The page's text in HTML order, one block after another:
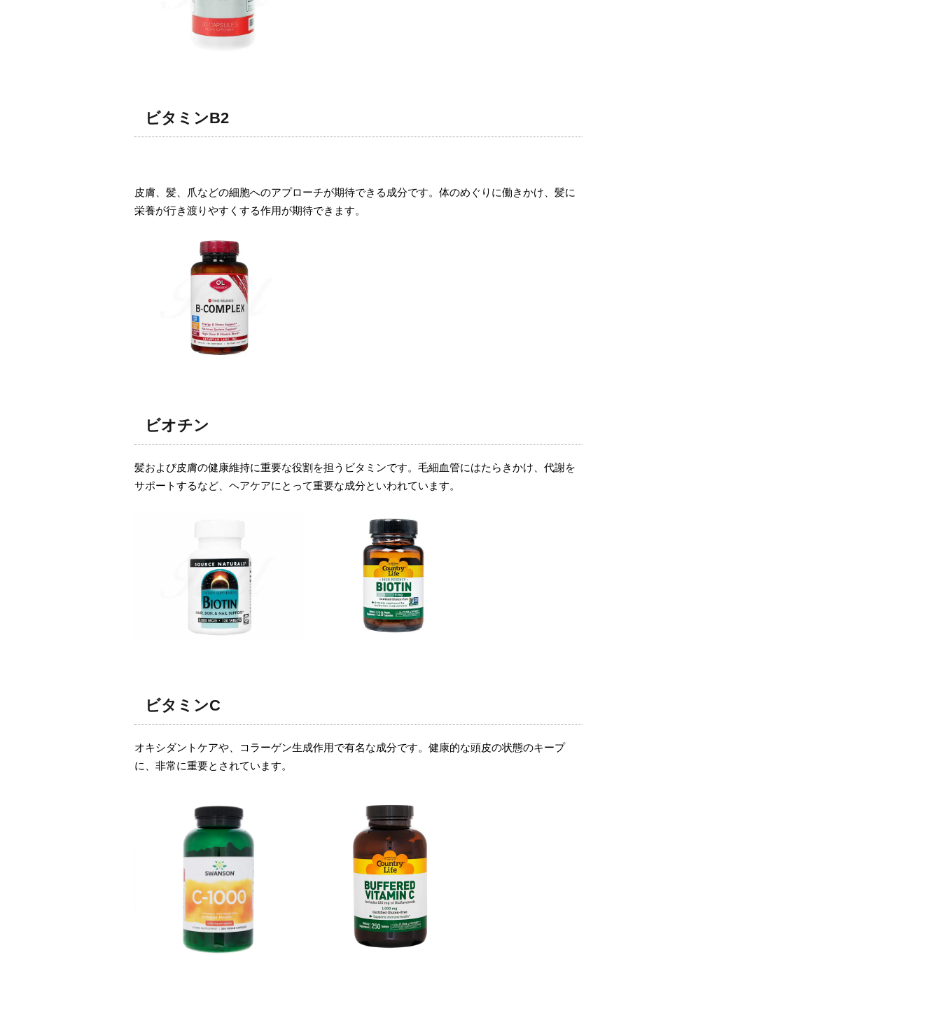
ビタミンB2
皮膚、髪、爪などの細胞へのアプローチが期待できる成分です。体のめぐりに働きかけ、髪に
栄養が行き渡りやすくする作用が期待できます。
ビオチン
髪および皮膚の健康維持に重要な役割を担うビタミンです。毛細血管にはたらきかけ、代謝を
サポートするなど、ヘアケアにとって重要な成分といわれています。
ビタミンC
オキシダントケアや、コラーゲン生成作用で有名な成分です。健康的な頭皮の状態のキープ
に、非常に重要とされています。